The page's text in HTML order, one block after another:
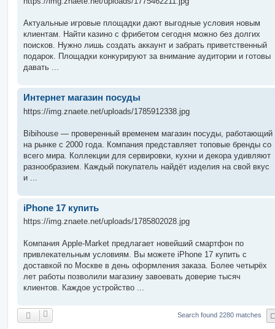
Актуальные игровые площадки дают выгодные условия новым
клиентам. Найти казино с фрибетом сегодня можно без долгих
поисков. Нужно лишь создать аккаунт и забрать приветственный
подарок. Площадки конкурируют за внимание аудитории и готовы
давать ...
Интернет магазин посуды
https://img.znaete.net/uploads/1785912338.jpg
Bibihouse — проверенный временем магазин посуды, работающий
на рынке с 2000 года. Компания представляет топовые бренды со
всего мира. Коллекции для сервировки, кухни и декора удивляют
разнообразием. Каждый покупатель найдёт изделия на свой вкус
и ...
iPhone 17 купить
https://img.znaete.net/uploads/1785802028.jpg
Компания Apple-Market предлагает новейший смартфон по
привлекательным условиям. Вы можете iPhone 17 купить с
доставкой по Москве в день оформления заказа. Более четырёх
лет работы позволили магазину завоевать доверие тысяч
клиентов. Каждое устройство ...
Search found 2280 matches